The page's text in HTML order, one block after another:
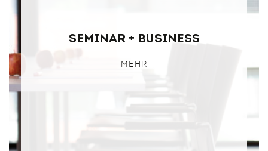
Seminar + Business
MEHR